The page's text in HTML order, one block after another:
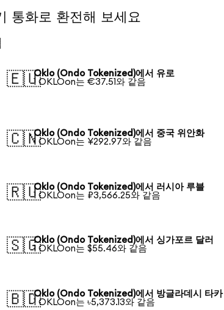
화로 환전해 보세요
🇪🇺Oklo (Ondo Tokenized)에서 유로
1 OKLOon는 €37.51와 같음
🇨🇳Oklo (Ondo Tokenized)에서 중국 위안화
1 OKLOon는 ¥292.97와 같음
🇷🇺Oklo (Ondo Tokenized)에서 러시아 루블
1 OKLOon는 ₽3,566.25와 같음
🇸🇬Oklo (Ondo Tokenized)에서 싱가포르 달러
1 OKLOon는 $55.46와 같음
🇧🇩Oklo (Ondo Tokenized)에서 방글라데시 타카
1 OKLOon는 ৳5,373.13와 같음